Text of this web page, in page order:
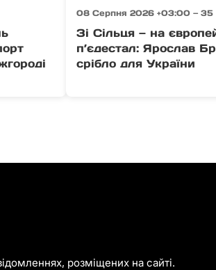
08 Серпня 2026 +03:00 — 35
Зі Сільця — на
п’єдестал: Ярослав
срібло для України
розміщених на сайті.